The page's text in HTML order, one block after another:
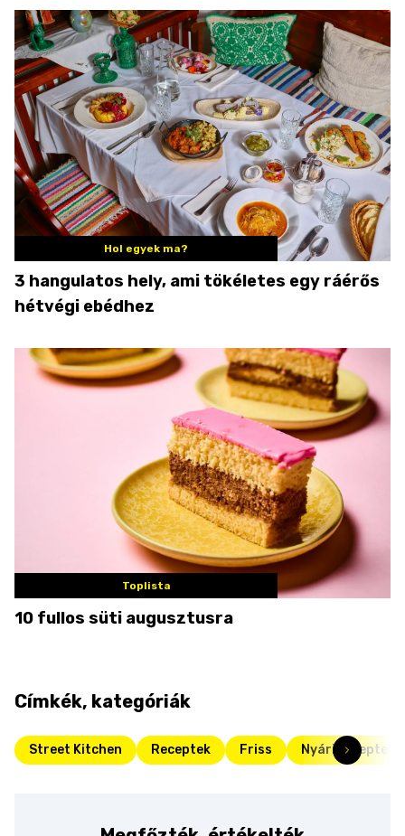
Hol egyek ma?
3 hangulatos hely, ami tökéletes egy ráérős
hétvégi ebédhez
Toplista
10 fullos süti augusztusra
Címkék, kategóriák
Street Kitchen Receptek Friss Nyári receptek